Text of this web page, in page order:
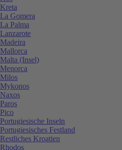
Kreta
La Gomera
La Palma
Lanzarote
Madeira
Mallorca
Malta (Insel)
Menorca
Milos
Mykonos
Naxos
Paros
Pico
Portugiesische Inseln
Portugiesisches Festland
Restliches Kroatien
Rhodos